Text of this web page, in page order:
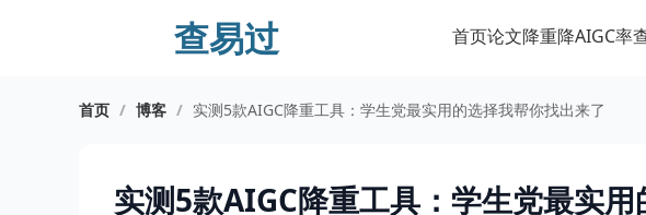
查易过 首页论文降重降AIGC率
首页 / 博客 / 实测5款AIGC降重工具：学生党最实用的选择我帮你找出来了
实测5款AIGC降重工具：学生党最实